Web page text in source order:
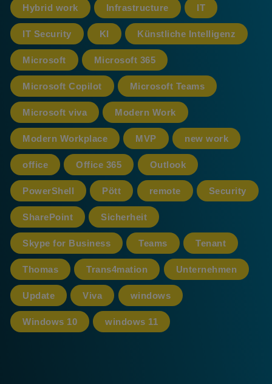
Hybrid work Infrastructure IT
IT Security KI Künstliche Intelligenz
Microsoft Microsoft 365
Microsoft Copilot Microsoft Teams
Microsoft viva Modern Work
Modern Workplace MVP new work
office Office 365 Outlook
PowerShell Pött remote Security
SharePoint Sicherheit
Skype for Business Teams Tenant
Thomas Trans4mation Unternehmen
Update Viva windows
Windows 10 windows 11